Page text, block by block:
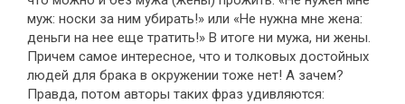
муж: носки за ним убирать!» или «Не нужна мне жена:
деньги на нее еще тратить!» В итоге ни мужа, ни жены.
Причем самое интересное, что и толковых достойных
людей для брака в окружении тоже нет! А зачем?
Правда, потом авторы таких фраз удивляются: